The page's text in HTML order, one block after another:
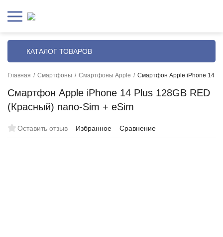
КАТАЛОГ ТОВАРОВ
Главная / Смартфоны / Смартфоны Apple / Смартфон Apple iPhone 14
Смартфон Apple iPhone 14 Plus 128GB RED
(Красный) nano-Sim + eSim
Оставить отзыв Избранное Сравнение